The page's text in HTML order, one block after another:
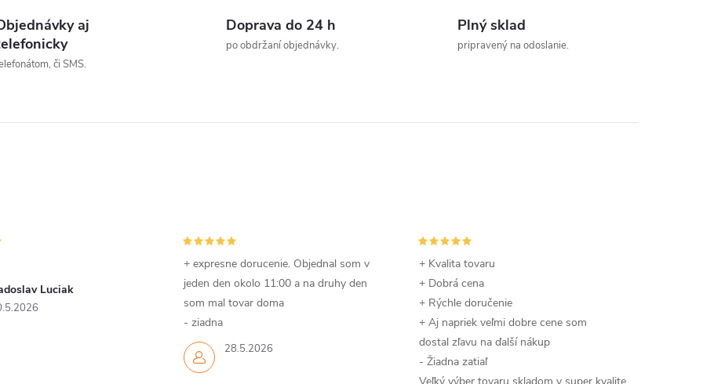
aj
či SMS.
Doprava do 24 h
po obdržaní objednávky.
Plný sklad
pripravený na odoslanie.
Luciak
28.5.2026
+ expresne dorucenie. Objednal som v
jeden den okolo 11:00 a na druhy den
som mal tovar doma
- ziadna
+ Kvalita tovaru
+ Dobrá cena
+ Rýchle doručenie
+ Aj napriek veľmi dobre cene som
dostal zľavu na ďalší nákup
- Žiadna zatiaľ
Veľký výber tovaru skladom v super kvalite